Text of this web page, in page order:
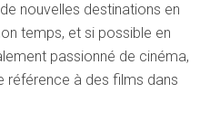
nouvelles destinations en
temps, et si possible en
passionné de cinéma,
référence à des films dans